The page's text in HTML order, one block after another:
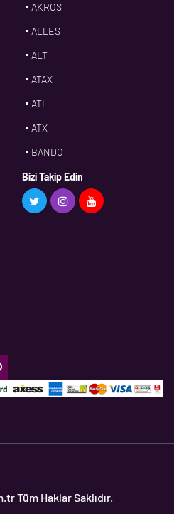
AKROS
ALLES
ALT
ATAX
ATL
ATX
BANDO
BMS
CDF
DPH
ECOPARTS
Bizi Takip Edin
Tüm Haklar Saklıdır.